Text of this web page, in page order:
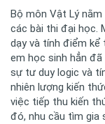
Bộ môn Vật Lý
các bài thi đại học.
dạy và tính điểm kể
em học sinh hẳn
sự tư duy logic và
nhiên lượng kiến
việc tiếp thu kiến
đó, nhu cầu tìm gia